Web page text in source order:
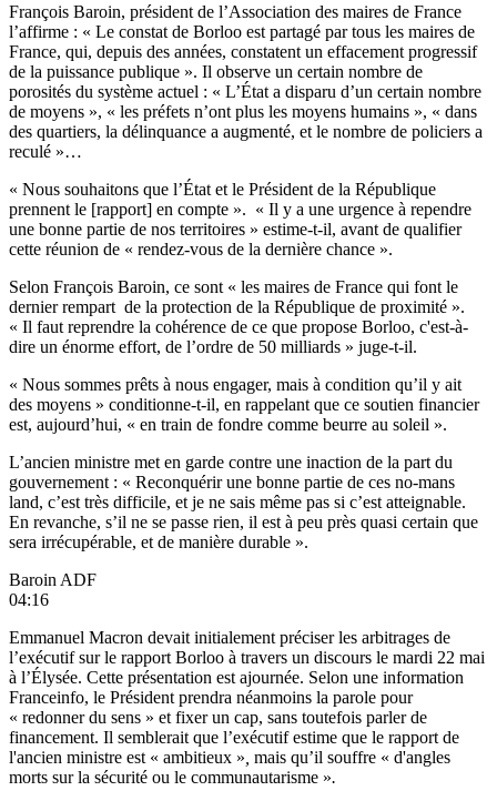
François Baroin, président de l’Association des maires de France
l’affirme : « Le constat de Borloo est partagé par tous les maires de
France, qui, depuis des années, constatent un effacement progressif
de la puissance publique ». Il observe un certain nombre de
porosités du système actuel : « L’État a disparu d’un certain nombre
de moyens », « les préfets n’ont plus les moyens humains », « dans
des quartiers, la délinquance a augmenté, et le nombre de policiers a
reculé »…
« Nous souhaitons que l’État et le Président de la République
prennent le [rapport] en compte ». « Il y a une urgence à rependre
une bonne partie de nos territoires » estime-t-il, avant de qualifier
cette réunion de « rendez-vous de la dernière chance ».
Selon François Baroin, ce sont « les maires de France qui font le
dernier rempart de la protection de la République de proximité ».
« Il faut reprendre la cohérence de ce que propose Borloo, c'est-à-
dire un énorme effort, de l’ordre de 50 milliards » juge-t-il.
« Nous sommes prêts à nous engager, mais à condition qu’il y ait
des moyens » conditionne-t-il, en rappelant que ce soutien financier
est, aujourd’hui, « en train de fondre comme beurre au soleil ».
L’ancien ministre met en garde contre une inaction de la part du
gouvernement : « Reconquérir une bonne partie de ces no-mans
land, c’est très difficile, et je ne sais même pas si c’est atteignable.
En revanche, s’il ne se passe rien, il est à peu près quasi certain que
sera irrécupérable, et de manière durable ».
Baroin ADF
04:16
Emmanuel Macron devait initialement préciser les arbitrages de
l’exécutif sur le rapport Borloo à travers un discours le mardi 22 mai
à l’Élysée. Cette présentation est ajournée. Selon une information
Franceinfo, le Président prendra néanmoins la parole pour
« redonner du sens » et fixer un cap, sans toutefois parler de
financement. Il semblerait que l’exécutif estime que le rapport de
l'ancien ministre est « ambitieux » mais qu’il souffre « d'angles
morts sur la sécurité ou le communautarisme ».